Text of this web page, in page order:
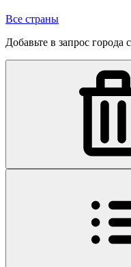
Все страны
Добавьте в запрос города